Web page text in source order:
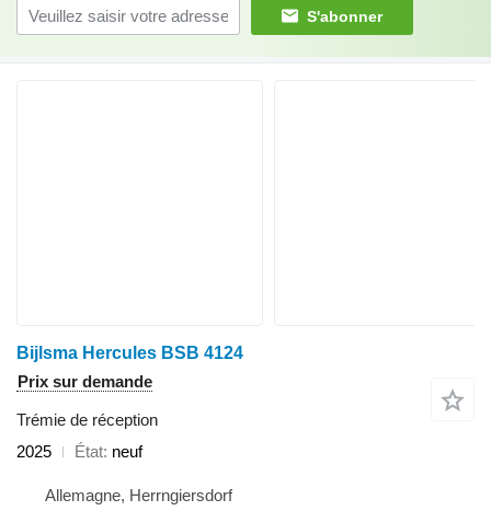
S'abonner
Bijlsma Hercules BSB 4124
Prix sur demande
Trémie de réception
2025
État neuf
Allemagne, Herrngiersdorf